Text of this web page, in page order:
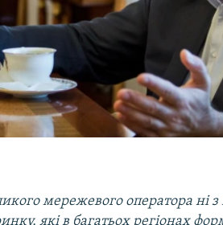
мережевого оператора ні з
які в багатьох регіонах